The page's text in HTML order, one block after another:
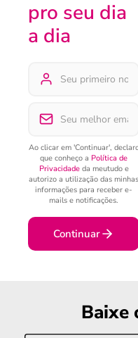
pro seu dia
a dia
Ao clicar em 'Continuar',
que conheço a Política de
Privacidadeda meutudo e
autorizo a utilização das minhas
informações para receber e-
mails e notificações.
Continuar
Baixe